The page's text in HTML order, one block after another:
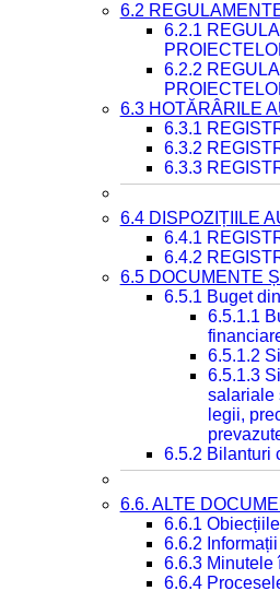
6.2
6.2.1
6.2.2
6.3 HOTĂRÂRILE
6.3.1
6.3.2
6.3.3
6.4 DISPOZIȚIILE
6.4.1
6.4.2
6.5 DOCUMENTE
6.5.1 Buget
6.5.1.1
6.5.1.2
6.5.1.3
salariale
legii,
6.5.2 Bilanturi
6.6. ALTE
6.6.1
6.6.2
6.6.3 Minutele
6.6.4